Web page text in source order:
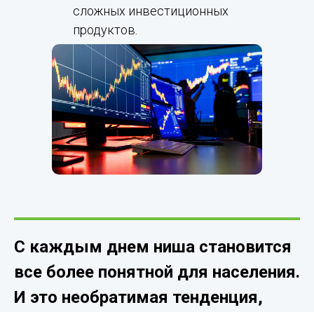
сложных инвестиционных
продуктов.
С каждым днем ниша становится
все более понятной для населения.
И это необратимая тенденция,